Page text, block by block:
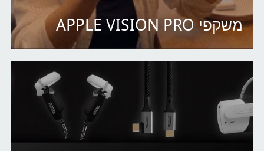
משקפי APPLE VISION PRO